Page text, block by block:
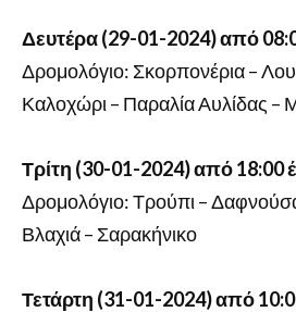
Δευτέρα (29-01-2024) από
Δρομολόγιο: Σκορπονέρια –
Καλοχώρι – Παραλία Αυλίδας –
Τρίτη (30-01-2024) από 18:00
Δρομολόγιο: Τρούπι –
Βλαχιά – Σαρακήνικο
Τετάρτη (31-01-2024) από